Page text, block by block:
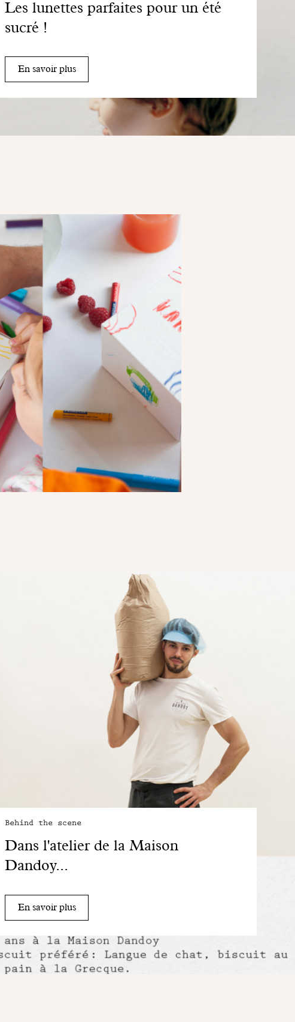
Les lunettes parfaites pour un été
sucré !
En savoir plus
Behind the scene
Dans l'atelier de la Maison
Dandoy...
En savoir plus